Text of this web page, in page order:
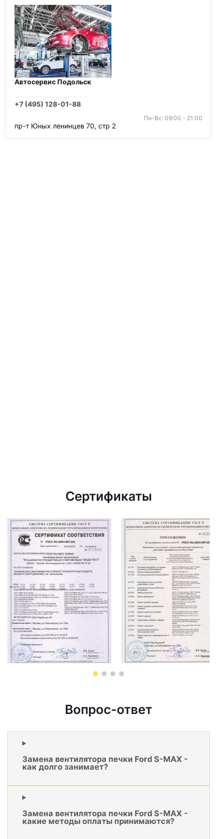
Автосервис Подольск
+7 (495) 128-01-88
Пн-Вс: 09:00 - 21:00
пр-т Юных ленинцев 70, стр 2
Сертификаты
Вопрос-ответ
Замена вентилятора печки Ford S-MAX -
как долго занимает?
Замена вентилятора печки Ford S-MAX -
какие методы оплаты принимаются?